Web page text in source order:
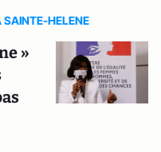
SAINTE-HELENE
»